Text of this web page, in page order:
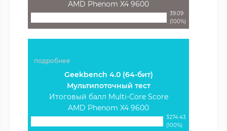
AMD Phenom X4 9600
39.09
(100%)
подробнее
Geekbench 4.0 (64-бит)
Мультипоточный тест
Итоговый балл Multi-Core Score
AMD Phenom X4 9600
3274.43
(100%)